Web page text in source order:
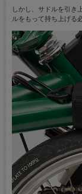
しかし、サドルを引き
ルをもって持ち上げる